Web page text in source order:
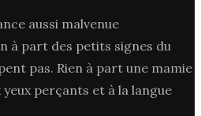
aussi malvenue
à part des petits signes du
pas. Rien à part une mamie
perçants et à la langue